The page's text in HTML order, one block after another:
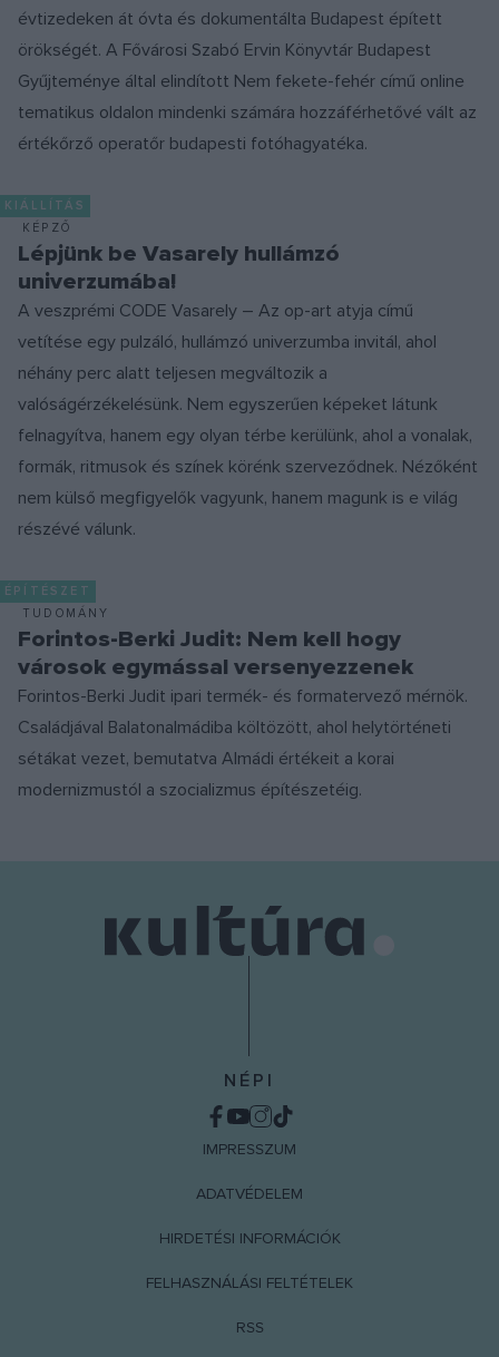
évtizedeken át óvta és dokumentálta Budapest épített
örökségét. A Fővárosi Szabó Ervin Könyvtár Budapest
Gyűjteménye által elindított Nem fekete-fehér című online
tematikus oldalon mindenki számára hozzáférhetővé vált az
értékőrző operatőr budapesti fotóhagyatéka.
KIÁLLÍTÁS
KÉPZŐ
Lépjünk be Vasarely hullámzó
univerzumába!
A veszprémi CODE Vasarely – Az op-art atyja című
vetítése egy pulzáló, hullámzó univerzumba invitál, ahol
néhány perc alatt teljesen megváltozik a
valóságérzékelésünk. Nem egyszerűen képeket látunk
felnagyítva, hanem egy olyan térbe kerülünk, ahol a vonalak,
formák, ritmusok és színek körénk szerveződnek. Nézőként
nem külső megfigyelők vagyunk, hanem magunk is e világ
részévé válunk.
ÉPÍTÉSZET
TUDOMÁNY
Forintos-Berki Judit: Nem kell hogy
városok egymással versenyezzenek
Forintos-Berki Judit ipari termék- és formatervező mérnök.
Családjával Balatonalmádiba költözött, ahol helytörténeti
sétákat vezet, bemutatva Almádi értékeit a korai
modernizmustól a szocializmus építészetéig.
NÉPI
IMPRESSZUM
ADATVÉDELEM
HIRDETÉSI INFORMÁCIÓK
FELHASZNÁLÁSI FELTÉTELEK
RSS